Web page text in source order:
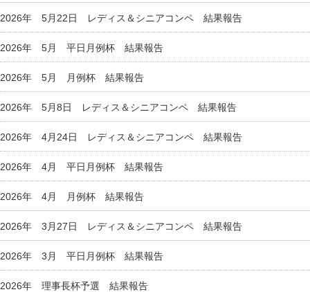
2026年 5月22日 レディス＆シニアコンペ 結果報告
2026年 5月 平日月例杯 結果報告
2026年 5月 月例杯 結果報告
2026年 5月8日 レディス＆シニアコンペ 結果報告
2026年 4月24日 レディス＆シニアコンペ 結果報告
2026年 4月 平日月例杯 結果報告
2026年 4月 月例杯 結果報告
2026年 3月27日 レディス＆シニアコンペ 結果報告
2026年 3月 平日月例杯 結果報告
2026年 理事長杯予選 結果報告